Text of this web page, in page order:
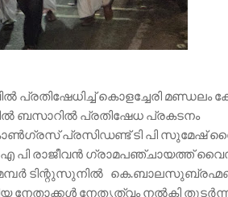
പ്രതിഷേധിച്ച് കൊളച്ചേരി
ബസാറിൽ പ്രതിഷേധ പ്രകടനം
പ്രസിഡണ്ട് ടി പി സുമേഷ്
രാജീവൻ ഗ്രാമപഞ്ചായത്ത്
ടിന്റുസുനിൽ
നേതാക്കൾ നേതൃത്വം നൽകി